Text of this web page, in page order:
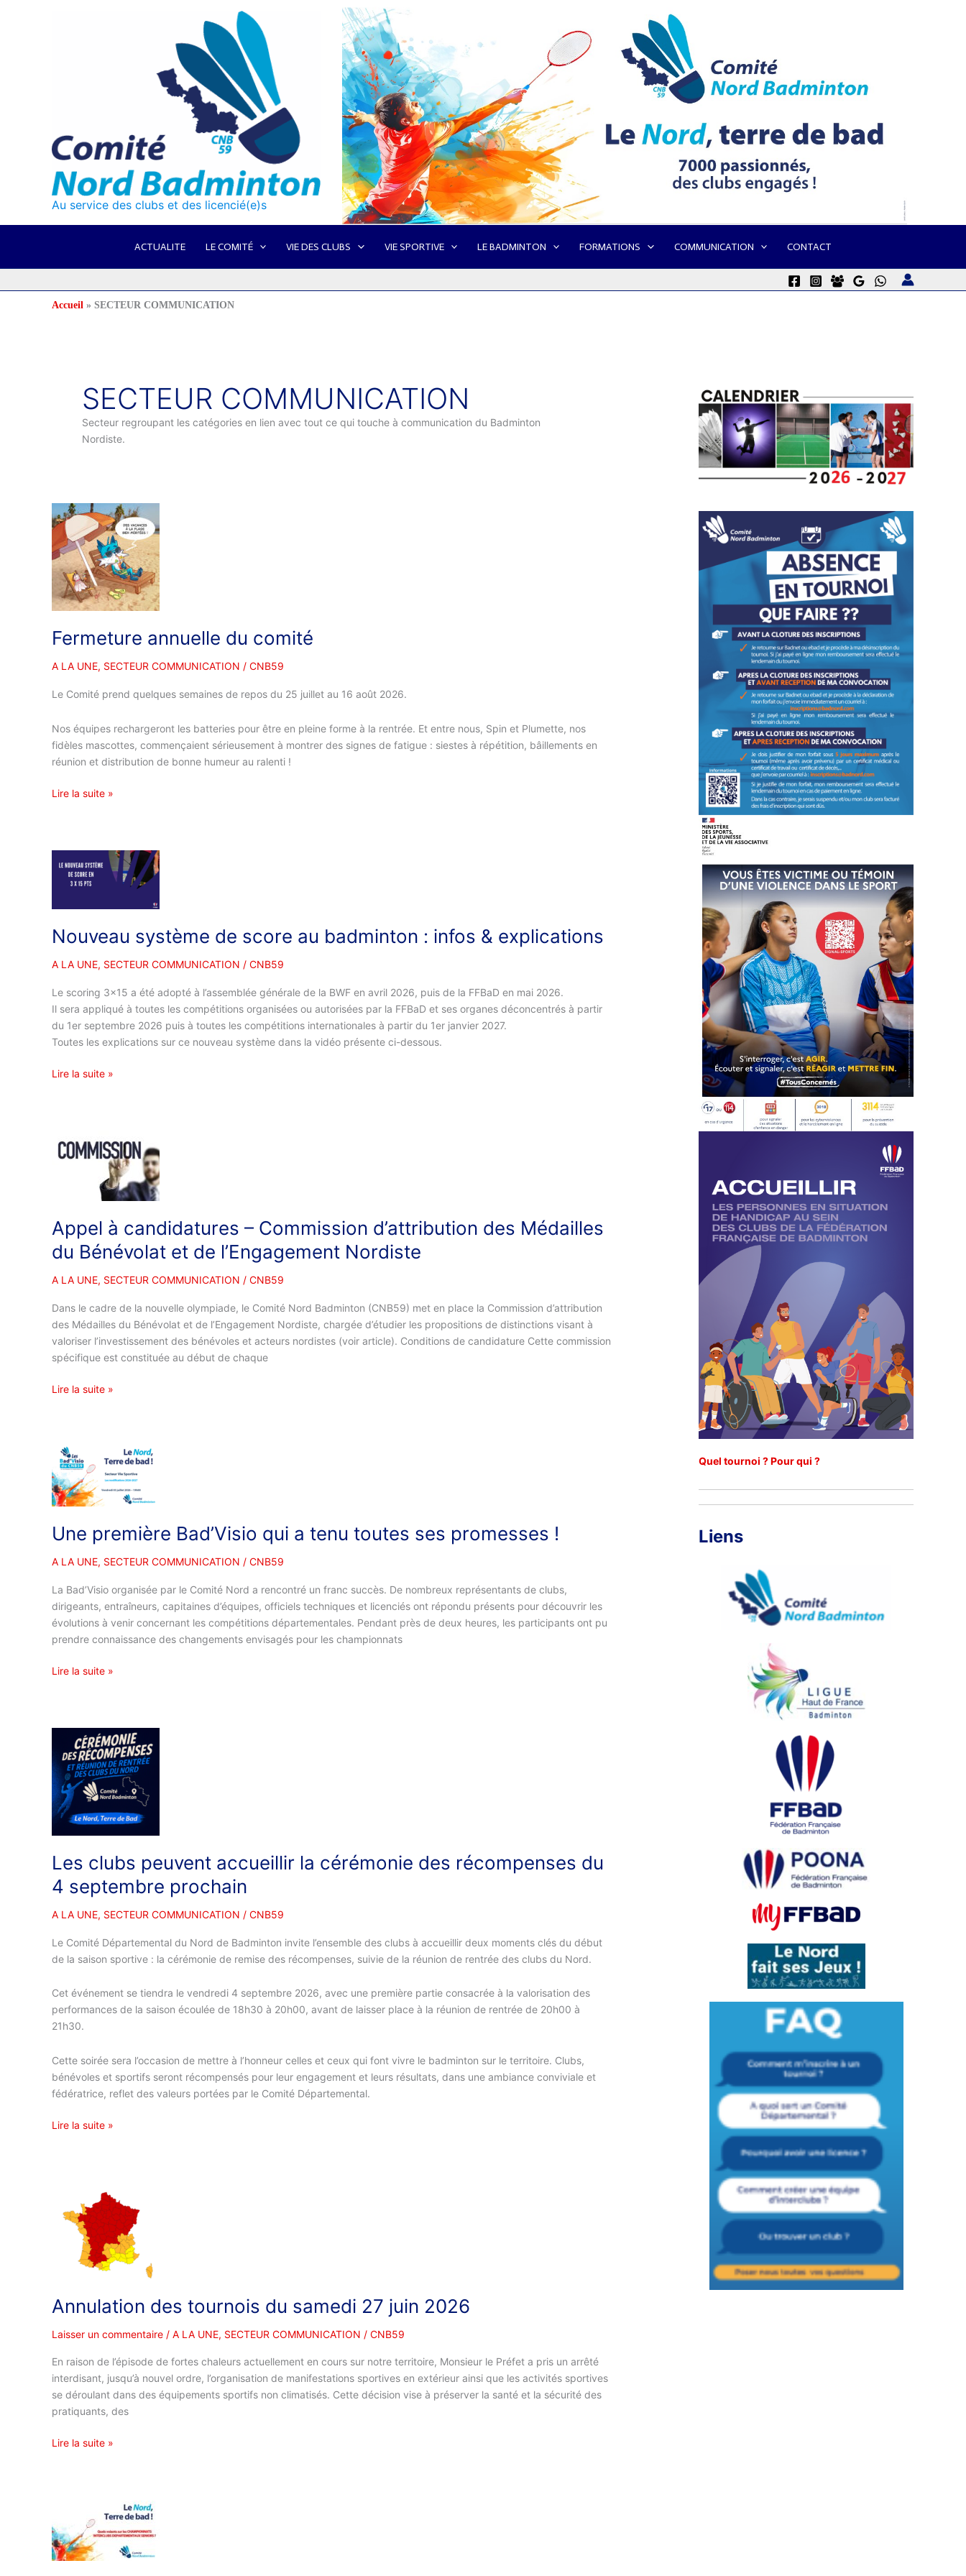
Au service des clubs et des licencié(e)s
ACTUALITE LE COMITÉ VIE DES CLUBS VIE SPORTIVE LE BADMINTON FORMATIONS COMMUNICATION CONTACT
Accueil SECTEUR COMMUNICATION
SECTEUR COMMUNICATION
Secteur regroupant les catégories en lien avec tout ce qui touche à communication du Badminton
Nordiste.
Fermeture annuelle du comité
A LA UNE, SECTEUR COMMUNICATION / CNB59
Le Comité prend quelques semaines de repos du 25 juillet au 16 août 2026.
Nos équipes rechargeront les batteries pour être en pleine forme à la rentrée. Et entre nous, Spin et Plumette, nos
fidèles mascottes, commençaient sérieusement à montrer des signes de fatigue : siestes à répétition, bâillements en
réunion et distribution de bonne humeur au ralenti !
Fermeture
annuelle
du
comité
Lire la suite »
Nouveau système de score au badminton : infos & explications
A LA UNE, SECTEUR COMMUNICATION / CNB59
Le scoring 3×15 a été adopté à l’assemblée générale de la BWF en avril 2026, puis de la FFBaD en mai 2026.
Il sera appliqué à toutes les compétitions organisées ou autorisées par la FFBaD et ses organes déconcentrés à partir
du 1er septembre 2026 puis à toutes les compétitions internationales à partir du 1er janvier 2027.
Toutes les explications sur ce nouveau système dans la vidéo présente ci-dessous.
système
score
badminton
&
explications
Lire la suite »
Appel à candidatures – Commission d’attribution des Médailles
du Bénévolat et de l’Engagement Nordiste
A LA UNE, SECTEUR COMMUNICATION / CNB59
Dans le cadre de la nouvelle olympiade, le Comité Nord Badminton (CNB59) met en place la Commission d’attribution
des Médailles du Bénévolat et de l’Engagement Nordiste, chargée d’étudier les propositions de distinctions visant à
valoriser l’investissement des bénévoles et acteurs nordistes (voir article). Conditions de candidature Cette commission
spécifique est constituée au début de chaque
candidatures
Commission
d’attribution
des
Médailles
Bénévolat
et
de
l’Engagement
Nordiste
Lire la suite »
Une première Bad’Visio qui a tenu toutes ses promesses !
A LA UNE, SECTEUR COMMUNICATION / CNB59
La Bad’Visio organisée par le Comité Nord a rencontré un franc succès. De nombreux représentants de clubs,
dirigeants, entraîneurs, capitaines d’équipes, officiels techniques et licenciés ont répondu présents pour découvrir les
évolutions à venir concernant les compétitions départementales. Pendant près de deux heures, les participants ont pu
prendre connaissance des changements envisagés pour les championnats
Une
première
Bad’Visio
qui
tenu
ses
promesses
!
Lire la suite »
Les clubs peuvent accueillir la cérémonie des récompenses du
4 septembre prochain
A LA UNE, SECTEUR COMMUNICATION / CNB59
Le Comité Départemental du Nord de Badminton invite l’ensemble des clubs à accueillir deux moments clés du début
de la saison sportive : la cérémonie de remise des récompenses, suivie de la réunion de rentrée des clubs du Nord.
Cet événement se tiendra le vendredi 4 septembre 2026, avec une première partie consacrée à la valorisation des
performances de la saison écoulée de 18h30 à 20h00, avant de laisser place à la réunion de rentrée de 20h00 à
21h30.
Cette soirée sera l’occasion de mettre à l’honneur celles et ceux qui font vivre le badminton sur le territoire. Clubs,
bénévoles et sportifs seront récompensés pour leur engagement et leurs résultats, dans une ambiance conviviale et
fédératrice, reflet des valeurs portées par le Comité Départemental.
clubs
peuvent
accueillir
la
cérémonie
des
du
4
septembre
prochain
Lire la suite »
Annulation des tournois du samedi 27 juin 2026
Laisser un commentaire / A LA UNE, SECTEUR COMMUNICATION / CNB59
En raison de l’épisode de fortes chaleurs actuellement en cours sur notre territoire, Monsieur le Préfet a pris un arrêté
interdisant, jusqu’à nouvel ordre, l’organisation de manifestations sportives en extérieur ainsi que les activités sportives
se déroulant dans des équipements sportifs non climatisés. Cette décision vise à préserver la santé et la sécurité des
pratiquants, des
tournois
samedi
2026
Lire la suite »
sur
l’utilisation
des
Quel tournoi ? Pour qui ?
Liens